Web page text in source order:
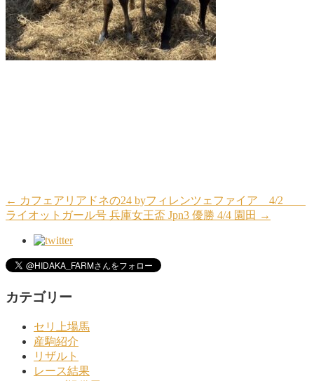
← カフェアリアドネの24 byフィレンツェファイア 4/2
ライオットガール号 兵庫女王盃 Jpn3 優勝 4/4 園田 →
カテゴリー
セリ上場馬
産駒紹介
リザルト
レース結果